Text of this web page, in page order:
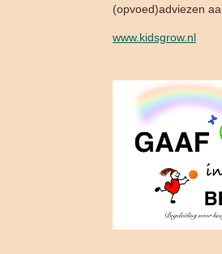
(opvoed)adviezen
www.kidsgrow.nl